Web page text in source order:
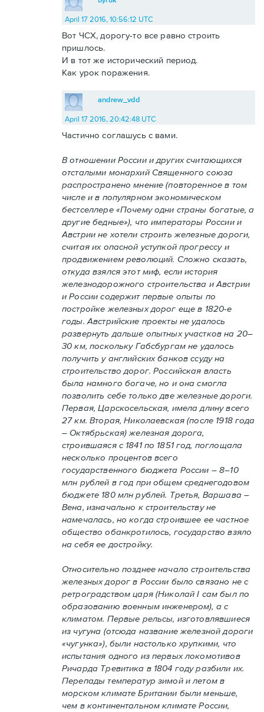
April 17 2016, 10:56:12 UTC
Вот ЧСХ, дорогу-то все равно строить
пришлось.
И в тот же исторический период.
Как урок поражения.
andrew_vdd
April 17 2016, 20:42:48 UTC
Частично соглашусь с вами.
В отношении России и других считающихся
отсталыми монархий Священного союза
распространено мнение (повторенное в том
числе и в популярном экономическом
бестселлере «Почему одни страны богатые, а
другие бедные»), что императоры России и
Австрии не хотели строить железные дороги,
считая их опасной уступкой прогрессу и
продвижением революций. Сложно сказать,
откуда взялся этот миф, если история
железнодорожного строительства и Австрии
и России содержит первые опыты по
постройке железных дорог еще в 1820-е
годы. Австрийские проекты не удалось
развернуть дальше опытных участков на 20–
30 км, поскольку Габсбургам не удалось
получить у английских банков ссуду на
строительство дорог. Российская власть
была намного богаче, но и она смогла
позволить себе только две железные дороги.
Первая, Царскосельская, имела длину всего
27 км. Вторая, Николаевская (после 1918 года
– Октябрьская) железная дорога,
строившаяся с 1841 по 1851 год, поглощала
несколько процентов всего
государственного бюджета России – 8–10
млн рублей в год при общем среднегодовом
бюджете 180 млн рублей. Третья, Варшава –
Вена, изначально к строительству не
намечалась, но когда строившее ее частное
общество обанкротилось, государство взяло
на себя ее достройку.
Относительно позднее начало строительства
железных дорог в России было связано не с
ретроградством царя (Николай I сам был по
образованию военным инженером), а с
климатом. Первые рельсы, изготовлявшиеся
из чугуна (отсюда название железной дороги
«чугунка»), были настолько хрупкими, что
испытания одного из первых локомотивов
Ричарда Тревитика в 1804 году разбили их.
Перепады температур зимой и летом в
морском климате Британии были меньше,
чем в континентальном климате России,